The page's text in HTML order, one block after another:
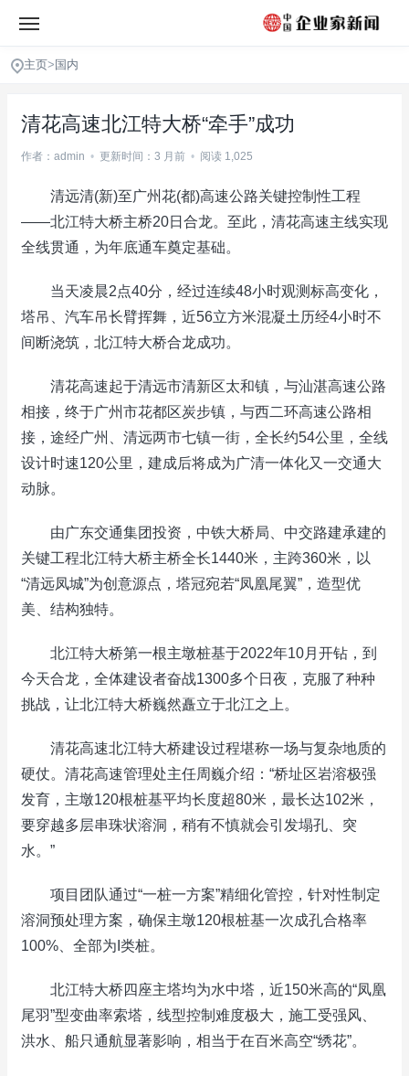
主页> 国内
清花高速北江特大桥“牵手”成功
作者：admin • 更新时间：3 月前 • 阅读 1,025
清远清(新)至广州花(都)高速公路关键控制性工程
——北江特大桥主桥20日合龙。至此，清花高速主线实现
全线贯通，为年底通车奠定基础。
当天凌晨2点40分，经过连续48小时观测标高变化，
塔吊、汽车吊长臂挥舞，近56立方米混凝土历经4小时不
间断浇筑，北江特大桥合龙成功。
清花高速起于清远市清新区太和镇，与汕湛高速公路
相接，终于广州市花都区炭步镇，与西二环高速公路相
接，途经广州、清远两市七镇一街，全长约54公里，全线
设计时速120公里，建成后将成为广清一体化又一交通大
动脉。
由广东交通集团投资，中铁大桥局、中交路建承建的
关键工程北江特大桥主桥全长1440米，主跨360米，以
“清远凤城”为创意源点，塔冠宛若“凤凰尾翼”，造型优
美、结构独特。
北江特大桥第一根主墩桩基于2022年10月开钻，到
今天合龙，全体建设者奋战1300多个日夜，克服了种种
挑战，让北江特大桥巍然矗立于北江之上。
清花高速北江特大桥建设过程堪称一场与复杂地质的
硬仗。清花高速管理处主任周巍介绍：“桥址区岩溶极强
发育，主墩120根桩基平均长度超80米，最长达102米，
要穿越多层串珠状溶洞，稍有不慎就会引发塌孔、突
水。”
项目团队通过“一桩一方案”精细化管控，针对性制定
溶洞预处理方案，确保主墩120根桩基一次成孔合格率
100%、全部为I类桩。
北江特大桥四座主塔均为水中塔，近150米高的“凤凰
尾羽”型变曲率索塔，线型控制难度极大，施工受强风、
洪水、船只通航显著影响，相当于在百米高空“绣花”。